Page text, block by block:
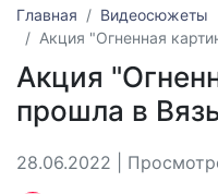
Главная
Видеосюжеты
Акция "Огненная
Акция
прошла в
28.06.2022 |